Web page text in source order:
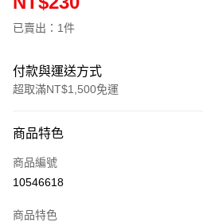
已賣出：1件
付款與運送方式
超取滿NT$1,500免運
信用卡一次付款
LINE Pay
商品特色
商品編號
10546618
商品特色